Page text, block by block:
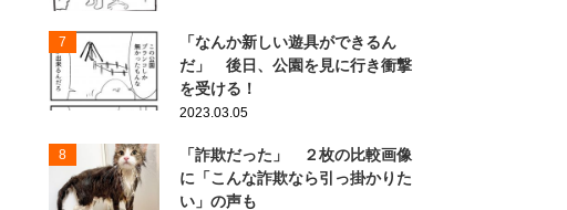
7
「なんか新しい遊具ができるん
だ」 後日、公園を見に行き衝撃
を受ける！
2023.03.05
8
「詐欺だった」 ２枚の比較画像
に「こんな詐欺なら引っ掛かりた
い」の声も